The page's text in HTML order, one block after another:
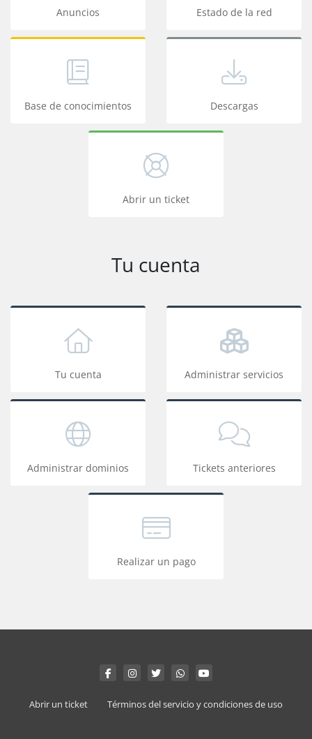
Anuncios Estado de la red
Base de conocimientos Descargas
Abrir un ticket
Tu cuenta
Tu cuenta Administrar servicios
Administrar dominios Tickets anteriores
Realizar un pago
Abrir un ticket Términos del servicio y condiciones de uso